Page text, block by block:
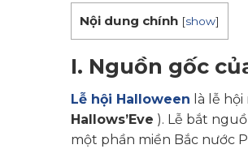
Nội dung chính [show]
I. Nguồn gốc
Lễ hội Halloween là lễ
Hallows’Eve ). Lễ bắt
một phần miền Bắc nước